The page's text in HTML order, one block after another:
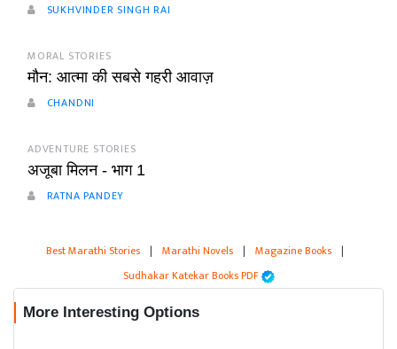
SUKHVINDER SINGH RAI
MORAL STORIES
मौन: आत्मा की सबसे गहरी आवाज़
CHANDNI
ADVENTURE STORIES
अजूबा मिलन - भाग 1
RATNA PANDEY
Best Marathi Stories | Marathi Novels | Magazine Books |
Sudhakar Katekar Books PDF
More Interesting Options